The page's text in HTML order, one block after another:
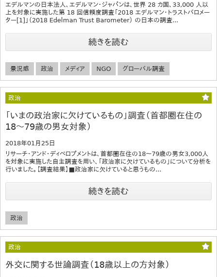
エデルマンの日本法人、エデルマン・ジャパンは、世界 28 カ国、33,000 人以
上を対象に実施した第 18 回信頼度調査「2018 エデルマン・トラストバロメー
ター[1]」（2018 Edelman Trust Barometer） の日本の調査...
続きを読む
景況感 政治 メディア NGO グローバル調査
政治
「いまの政治家に欠けているもの」調査（首都圏在住の
18～79歳の男女対象）
2018年01月25日
リサーチ・アンド・ディベロプメントは、首都圏在住の18～79歳の男女3,000人
を対象に実施した自主調査を用い、「政治家に欠けているもの」について分析を
行いました。【調査結果】■政治家に欠けていると思うもの...
続きを読む
政治
政治
外交に関する世論調査（18歳以上の方対象）